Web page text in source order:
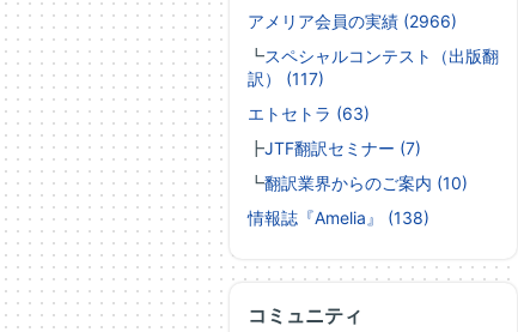
アメリア会員の実績 (2966)
┗スペシャルコンテスト（出版翻
訳） (117)
エトセトラ (63)
┣JTF翻訳セミナー (7)
┗翻訳業界からのご案内 (10)
情報誌『Amelia』 (138)
コミュニティ